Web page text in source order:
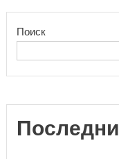
Поиск